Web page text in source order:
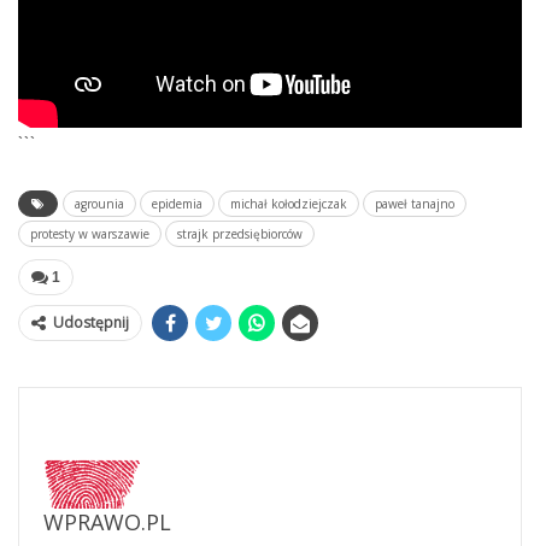
```
agrounia epidemia michał kołodziejczak
paweł tanajno
protesty w warszawie
strajk przedsiębiorców
1
Udostępnij
WPRAWO.PL